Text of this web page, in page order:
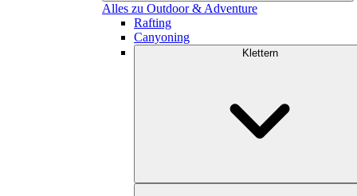
Alles zu Outdoor & Adventure
Rafting
Canyoning
Klettern